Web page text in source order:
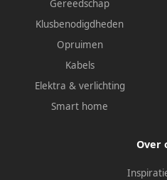
Gereedschap
Klusbenodigdheden
Opruimen
Kabels
Elektra & verlichting
Smart home
Over